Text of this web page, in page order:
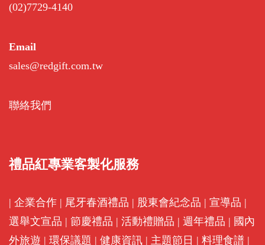
(02)7729-4140
Email
sales@redgift.com.tw
聯絡我們
禮品紅專業客製化服務
| 企業合作 | 尾牙春酒禮品 | 股東會紀念品 | 宣導品 |
選舉文宣品 | 節慶禮品 | 活動禮贈品 | 週年禮品 | 國內
外旅遊 | 環保議題 | 健康資訊 | 主題節日 | 料理食譜 |